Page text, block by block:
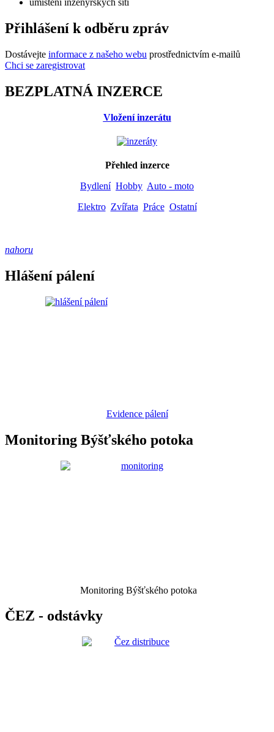
umístění inženýrských sítí
Přihlášení k odběru zpráv
Dostávejte informace z našeho webu prostřednictvím e-mailů
Chci se zaregistrovat
BEZPLATNÁ INZERCE
Vložení inzerátu
Přehled inzerce
Bydlení Hobby Auto - moto
Elektro Zvířata Práce Ostatní
nahoru
Hlášení pálení
Evidence pálení
Monitoring Býšťského potoka
Monitoring Býšťského potoka
ČEZ - odstávky